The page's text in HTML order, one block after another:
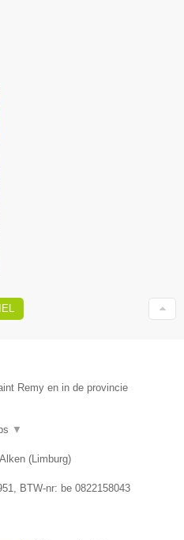
Remy en in de provincie
▼
Alken (Limburg)
, BTW-nr: be 0822158043